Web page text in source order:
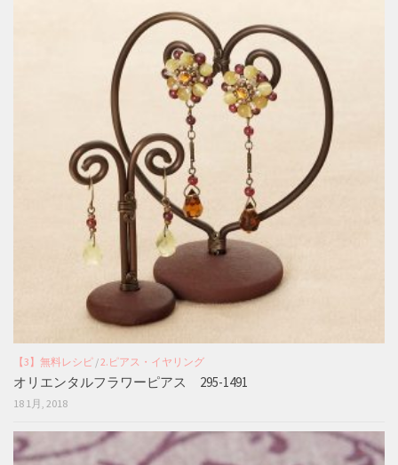
【3】無料レシピ /2.ピアス・イヤリング
オリエンタルフラワーピアス 295-1491
18 1月, 2018